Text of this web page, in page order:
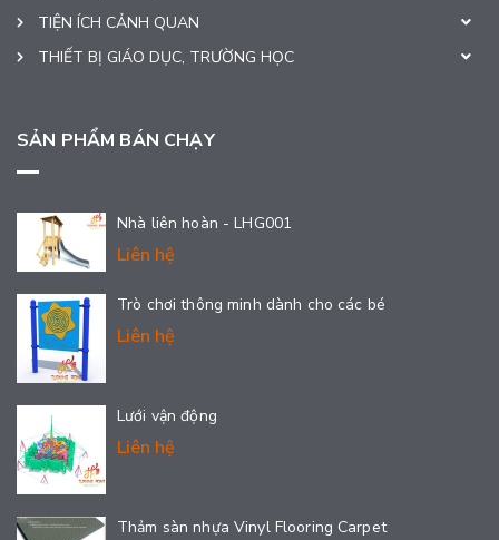
TIỆN ÍCH CẢNH QUAN
THIẾT BỊ GIÁO DỤC, TRƯỜNG HỌC
SẢN PHẨM BÁN CHẠY
Nhà liên hoàn - LHG001
Liên hệ
Trò chơi thông minh dành cho các bé
Liên hệ
Lưới vận động
Liên hệ
Thảm sàn nhựa Vinyl Flooring Carpet